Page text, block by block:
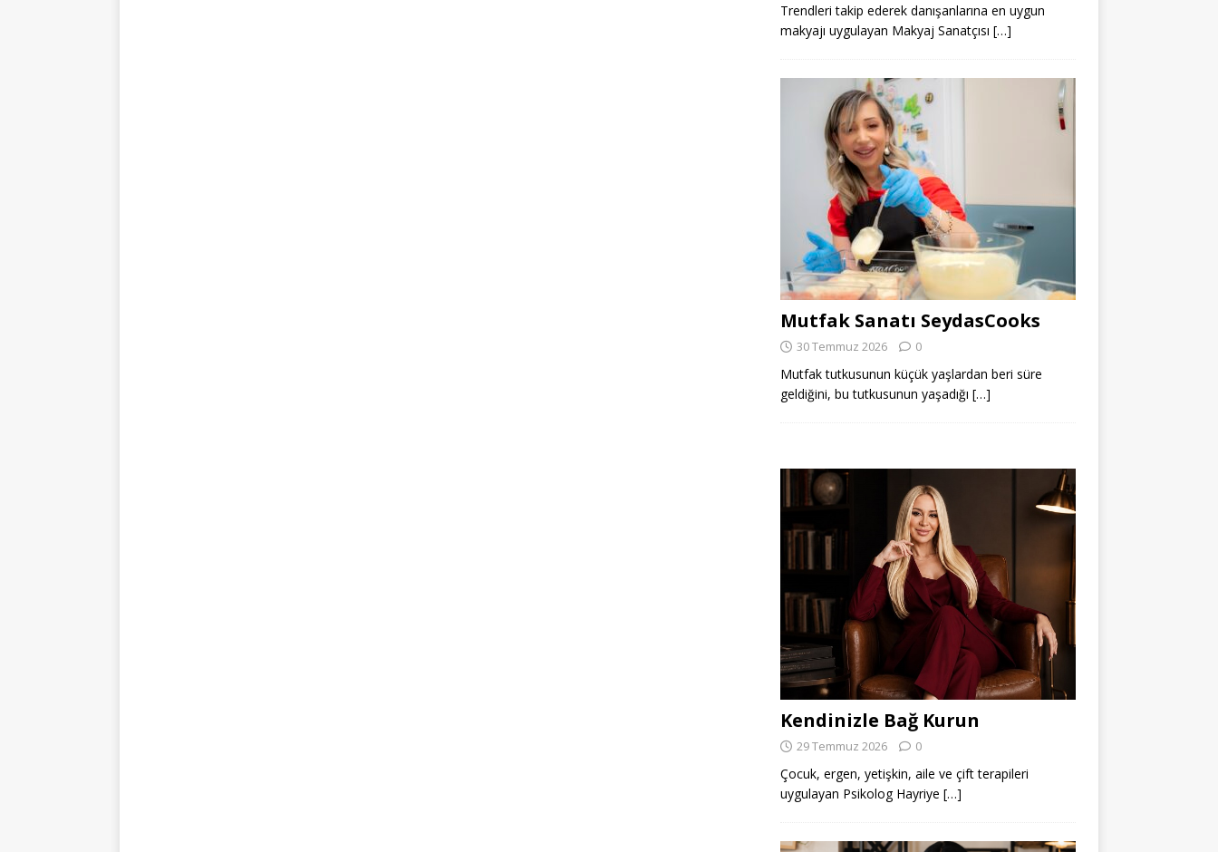
Trendleri takip ederek danışanlarına en uygun
makyajı uygulayan Makyaj Sanatçısı […]
Mutfak Sanatı SeydasCooks
30 Temmuz 2026 0
Mutfak tutkusunun küçük yaşlardan beri süre
geldiğini, bu tutkusunun yaşadığı […]
Kendinizle Bağ Kurun
29 Temmuz 2026 0
Çocuk, ergen, yetişkin, aile ve çift terapileri
uygulayan Psikolog Hayriye […]